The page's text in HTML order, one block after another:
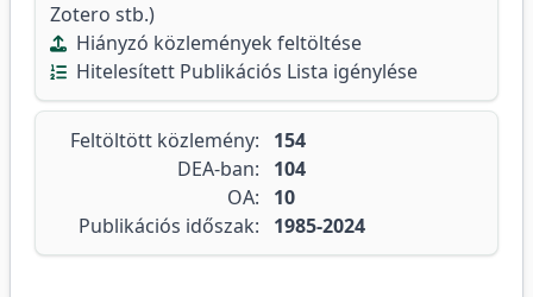
Zotero stb.)
Hiányzó közlemények feltöltése
Hitelesített Publikációs Lista igénylése
Feltöltött közlemény:
154
DEA-ban:
104
OA:
10
Publikációs időszak:
1985-2024